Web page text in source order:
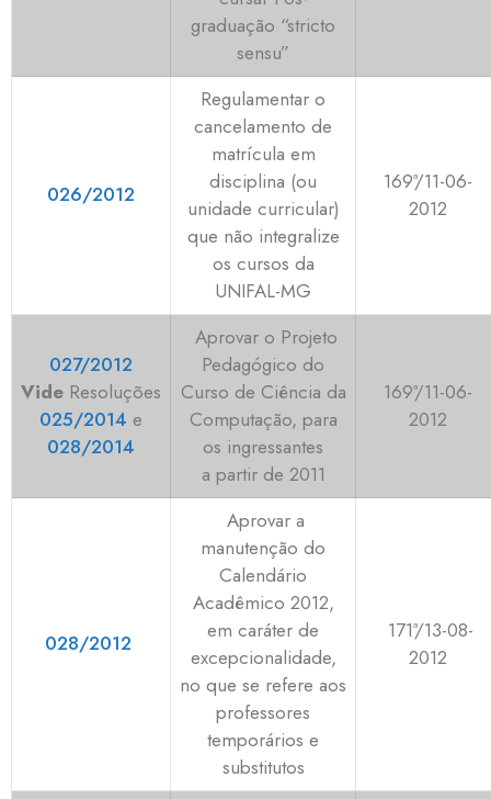
graduação “stricto
sensu”
026/2012
Regulamentar o
cancelamento de
matrícula em
disciplina (ou
unidade curricular)
que não integralize
os cursos da
UNIFAL-MG
169ª/11-06-
2012
027/2012
Vide Resoluções
025/2014 e
028/2014
Aprovar o Projeto
Pedagógico do
Curso de Ciência da
Computação, para
os ingressantes
a partir de 2011
169ª/11-06-
2012
028/2012
Aprovar a
manutenção do
Calendário
Acadêmico 2012,
em caráter de
excepcionalidade,
no que se refere aos
professores
temporários e
substitutos
171ª/13-08-
2012